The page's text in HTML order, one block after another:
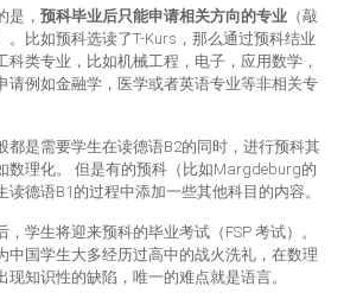
是， 预科毕业后只能申请相关方向的专业 （敲
。比如预科选读了T-Kurs，那么通过预科结业
科类专业，比如机械工程，电子，应用数学，
请例如金融学，医学或者英语专业等非相关专
都是需要学生在读德语B2的同时，进行预科其
数理化。 但是有的预科（比如Margdeburg的
读德语B1的过程中添加一些其他科目的内容。
学生将迎来预科的毕业考试（FSP 考试）。
中国学生大多经历过高中的战火洗礼，在数理
现知识性的缺陷，唯一的难点就是语言。